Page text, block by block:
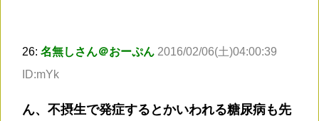
26: 名無しさん＠おーぷん 2016/02/06(土)04:00:39
ID:mYk
ん、不摂生で発症するとかいわれる糖尿病も先